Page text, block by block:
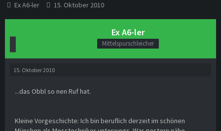
Ex A6-ler 15. Oktober 2010
Ex A6-ler
Mittelspurschleicher
15. Oktober 2010
...das Obbl so nen Ruf hat.
Kleine Vorgeschichte: Ich bin beruflich derzeit im schönen